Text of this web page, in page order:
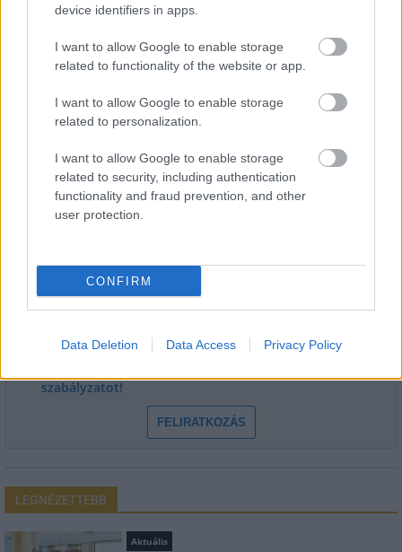
device identifiers in apps.
I want to allow Google to enable storage
related to functionality of the website or app.
I want to allow Google to enable storage
related to personalization.
I want to allow Google to enable storage
related to security, including authentication
functionality and fraud prevention, and other
user protection.
CONFIRM
Data Deletion Data Access Privacy Policy
Látványos építési szakasz indult be a
Flórián téri felüljárón
HÍRLEVÉL
E-mail cím
szabályzatot!
FELIRATKOZÁS
LEGNÉZETTEBB
Aktuális